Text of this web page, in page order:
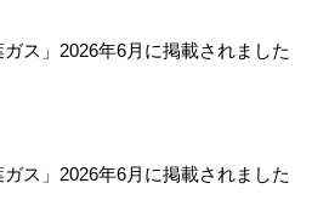
ガス」2026年6月に掲載されました
ガス」2026年6月に掲載されました